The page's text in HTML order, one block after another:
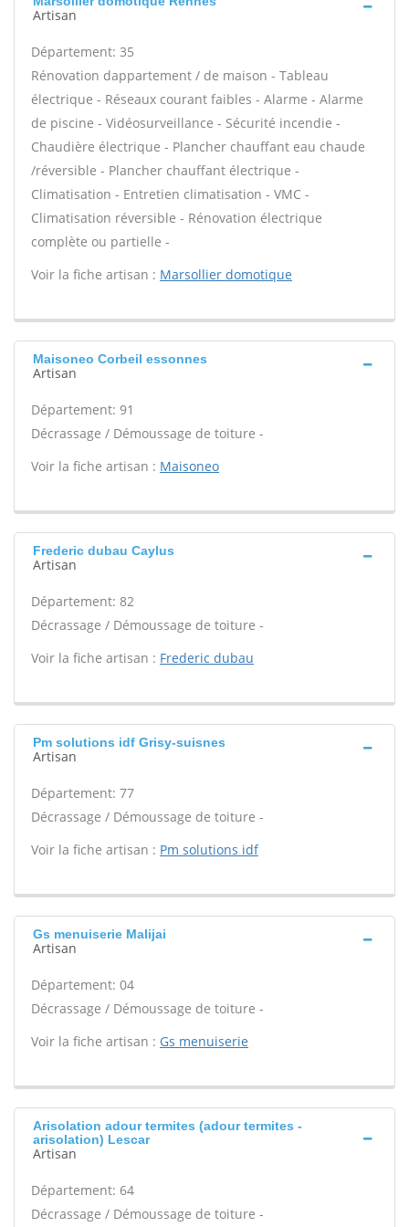
Artisan
Département: 35
Rénovation dappartement / de maison - Tableau
électrique - Réseaux courant faibles - Alarme - Alarme
de piscine - Vidéosurveillance - Sécurité incendie -
Chaudière électrique - Plancher chauffant eau chaude
/réversible - Plancher chauffant électrique -
Climatisation - Entretien climatisation - VMC -
Climatisation réversible - Rénovation électrique
complète ou partielle -
Voir la fiche artisan : Marsollier domotique
Maisoneo Corbeil essonnes
Artisan
Département: 91
Décrassage / Démoussage de toiture -
Voir la fiche artisan : Maisoneo
Frederic dubau Caylus
Artisan
Département: 82
Décrassage / Démoussage de toiture -
Voir la fiche artisan : Frederic dubau
Pm solutions idf Grisy-suisnes
Artisan
Département: 77
Décrassage / Démoussage de toiture -
Voir la fiche artisan : Pm solutions idf
Gs menuiserie Malijai
Artisan
Département: 04
Décrassage / Démoussage de toiture -
Voir la fiche artisan : Gs menuiserie
Arisolation adour termites (adour termites -
arisolation) Lescar
Artisan
Département: 64
Décrassage / Démoussage de toiture -